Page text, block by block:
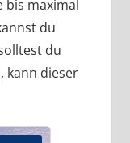
bis maximal
du
du
kann dieser